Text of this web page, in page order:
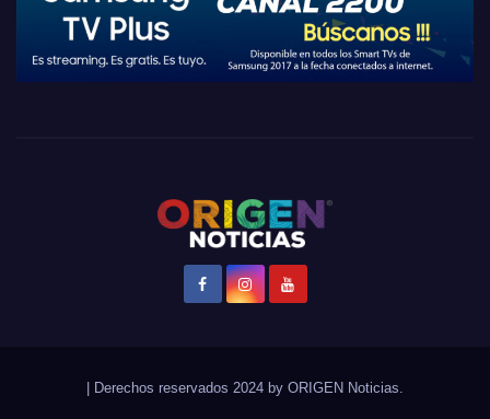
Derechos reservados 2024 by ORIGEN Noticias.